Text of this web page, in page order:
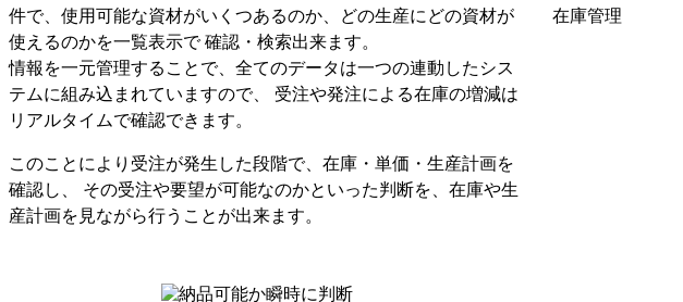
件で、使用可能な資材がいくつあるのか、どの生産にどの資材が
使えるのかを一覧表示で 確認・検索出来ます。
情報を一元管理することで、全てのデータは一つの連動したシス
テムに組み込まれていますので、 受注や発注による在庫の増減は
リアルタイムで確認できます。
このことにより受注が発生した段階で、在庫・単価・生産計画を
確認し、 その受注や要望が可能なのかといった判断を、在庫や生
産計画を見ながら行うことが出来ます。
在庫管理